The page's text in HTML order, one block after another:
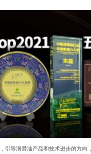
导润滑油产品和技术进步的方向